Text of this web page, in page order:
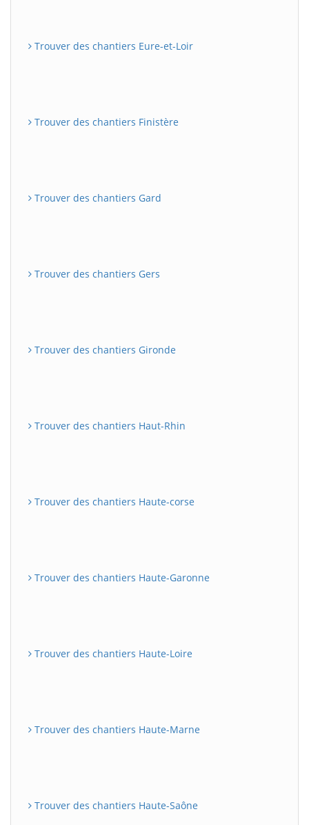
Trouver des chantiers Eure-et-Loir
Trouver des chantiers Finistère
Trouver des chantiers Gard
Trouver des chantiers Gers
Trouver des chantiers Gironde
Trouver des chantiers Haut-Rhin
Trouver des chantiers Haute-corse
Trouver des chantiers Haute-Garonne
Trouver des chantiers Haute-Loire
Trouver des chantiers Haute-Marne
Trouver des chantiers Haute-Saône